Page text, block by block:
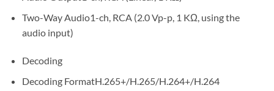
Two-Way Audio1-ch, RCA (2.0 Vp-p, 1 KΩ, using the
audio input)
Decoding
Decoding FormatH.265+/H.265/H.264+/H.264